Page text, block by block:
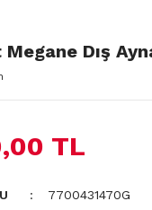
Megane Dış
TL
7700431470G